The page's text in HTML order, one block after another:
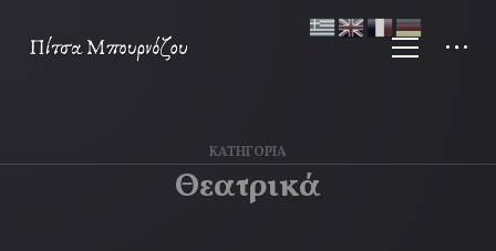
ΚΑΤΗΓΟΡΊΑ
Θεατρικά